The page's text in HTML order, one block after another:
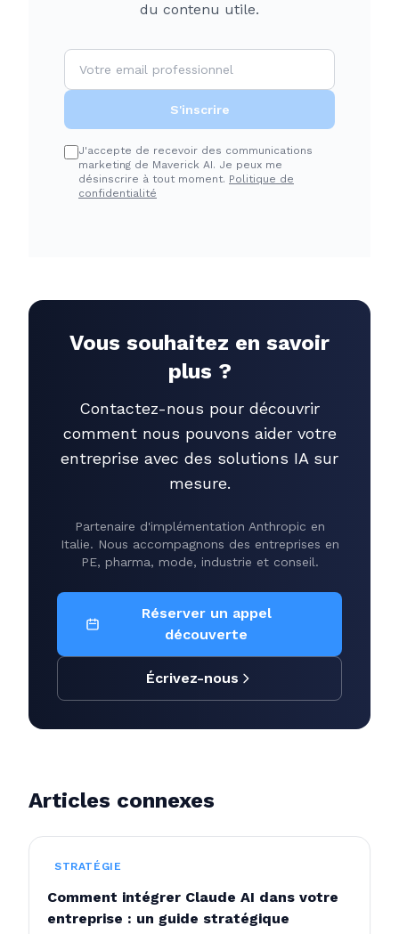
du contenu utile.
S'inscrire
J'accepte de recevoir des communications
marketing de Maverick AI. Je peux me
désinscrire à tout moment. Politique de
confidentialité
Vous souhaitez en savoir
plus ?
Contactez-nous pour découvrir
comment nous pouvons aider votre
entreprise avec des solutions IA sur
mesure.
Partenaire d'implémentation Anthropic en
Italie. Nous accompagnons des entreprises en
PE, pharma, mode, industrie et conseil.
Réserver un appel
découverte
Écrivez-nous
Articles connexes
STRATÉGIE
Comment intégrer Claude AI dans votre
entreprise : un guide stratégique